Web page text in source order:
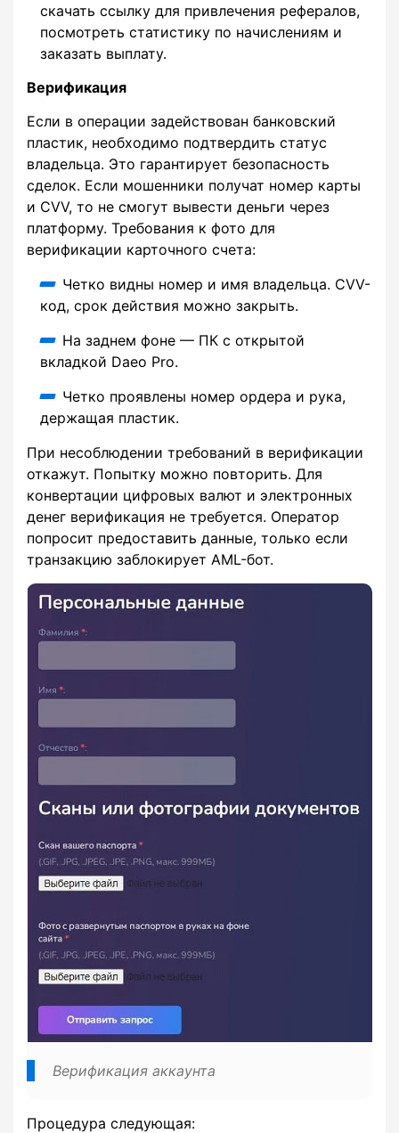
скачать ссылку для привлечения рефералов,
посмотреть статистику по начислениям и
заказать выплату.
Верификация
Если в операции задействован банковский
пластик, необходимо подтвердить статус
владельца. Это гарантирует безопасность
сделок. Если мошенники получат номер карты
и CVV, то не смогут вывести деньги через
платформу. Требования к фото для
верификации карточного счета:
Четко видны номер и имя владельца. CVV-
код, срок действия можно закрыть.
На заднем фоне — ПК с открытой
вкладкой Daeo Pro.
Четко проявлены номер ордера и рука,
держащая пластик.
При несоблюдении требований в верификации
откажут. Попытку можно повторить. Для
конвертации цифровых валют и электронных
денег верификация не требуется. Оператор
попросит предоставить данные, только если
транзакцию заблокирует AML-бот.
Верификация аккаунта
Процедура следующая: